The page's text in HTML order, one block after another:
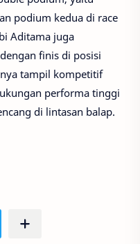
podium kedua di race
Aditama juga
finis di posisi
tampil kompetitif
performa tinggi
di lintasan balap.